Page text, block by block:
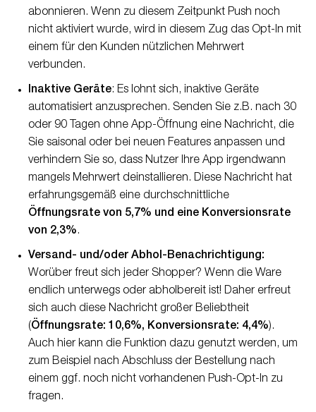
abonnieren. Wenn zu diesem Zeitpunkt Push noch
nicht aktiviert wurde, wird in diesem Zug das Opt-In mit
einem für den Kunden nützlichen Mehrwert
verbunden.
Inaktive Geräte: Es lohnt sich, inaktive Geräte
automatisiert anzusprechen. Senden Sie z.B. nach 30
oder 90 Tagen ohne App-Öffnung eine Nachricht, die
Sie saisonal oder bei neuen Features anpassen und
verhindern Sie so, dass Nutzer Ihre App irgendwann
mangels Mehrwert deinstallieren. Diese Nachricht hat
erfahrungsgemäß eine durchschnittliche
Öffnungsrate von 5,7% und eine Konversionsrate
von 2,3%.
Versand- und/oder Abhol-Benachrichtigung:
Worüber freut sich jeder Shopper? Wenn die Ware
endlich unterwegs oder abholbereit ist! Daher erfreut
sich auch diese Nachricht großer Beliebtheit
(Öffnungsrate: 10,6%, Konversionsrate: 4,4%).
Auch hier kann die Funktion dazu genutzt werden, um
zum Beispiel nach Abschluss der Bestellung nach
einem ggf. noch nicht vorhandenen Push-Opt-In zu
fragen.